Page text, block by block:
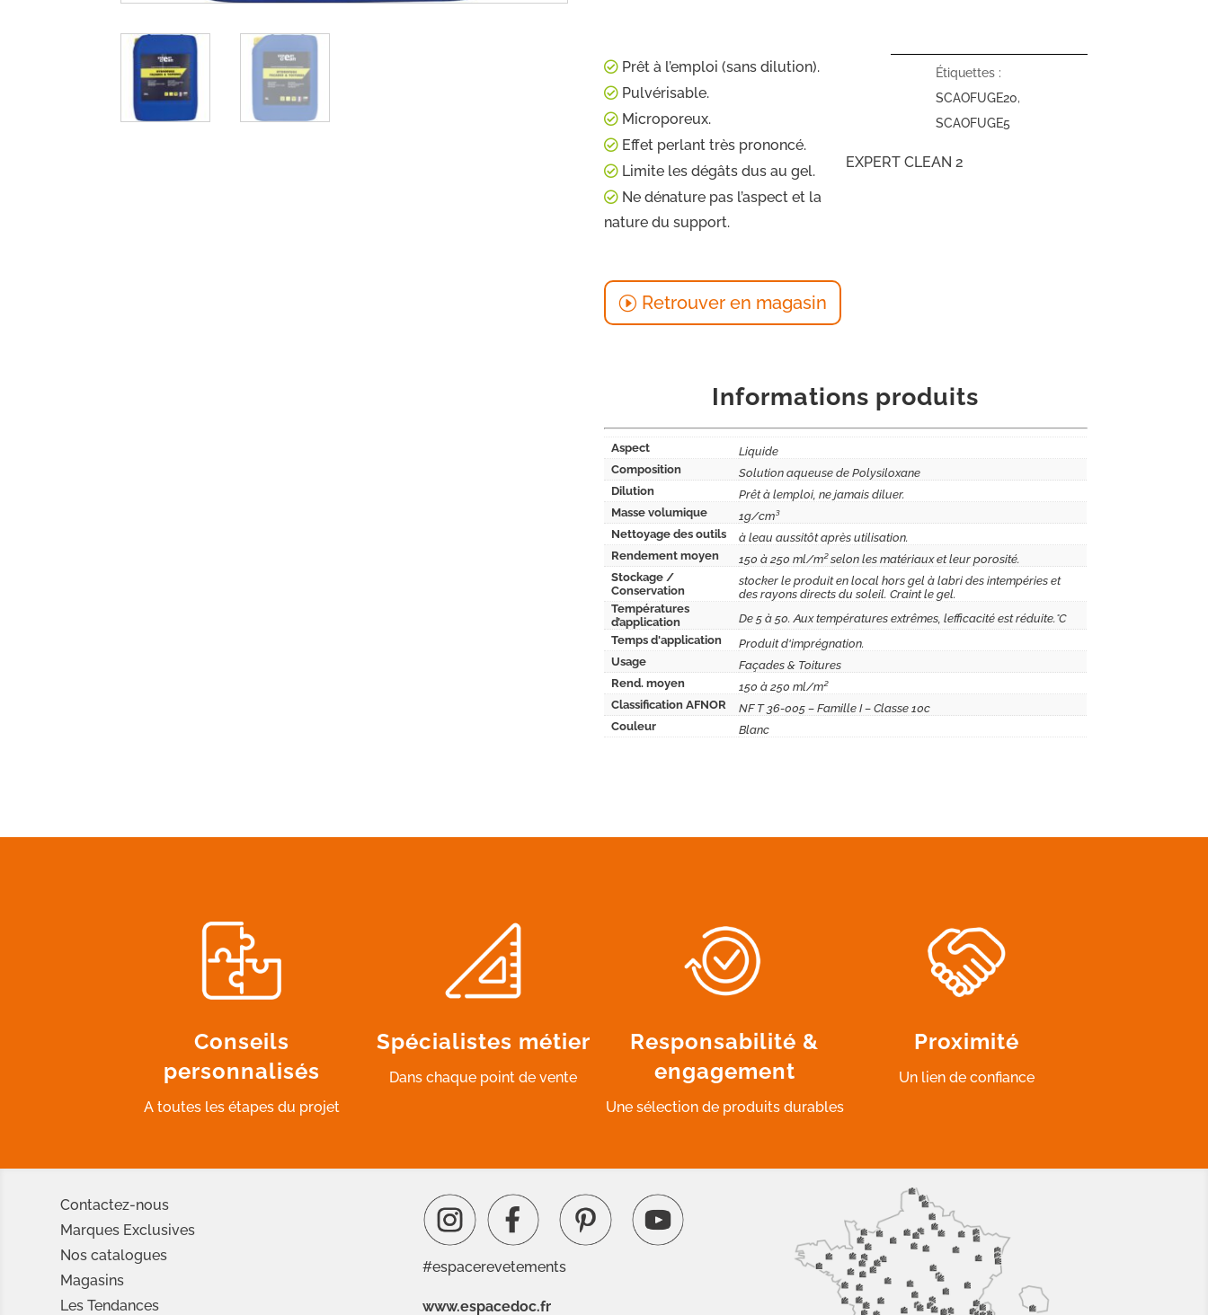
Prêt à l’emploi (sans dilution).
Pulvérisable.
Microporeux.
Effet perlant très prononcé.
Limite les dégâts dus au gel.
Ne dénature pas l’aspect et la
nature du support.
Retrouver en magasin
Étiquettes :
SCAOFUGE20,
SCAOFUGE5
EXPERT CLEAN 2
Informations produits
Aspect
Liquide
Composition
Solution aqueuse de Polysiloxane
Dilution
Prêt à lemploi, ne jamais diluer.
Masse volumique
1g/cm³
Nettoyage des outils
à leau aussitôt après utilisation.
Rendement moyen
150 à 250 ml/m² selon les matériaux et leur porosité.
Stockage /
Conservation
stocker le produit en local hors gel à labri des intempéries et
des rayons directs du soleil. Craint le gel.
Températures
d’application
De 5 à 50. Aux températures extrêmes, lefficacité est réduite.°C
Temps d'application
Produit d'imprégnation.
Usage
Façades & Toitures
Rend. moyen
150 à 250 ml/m²
Classification AFNOR
NF T 36-005 – Famille I – Classe 10c
Couleur
Blanc
Conseils
personnalisés
A toutes les étapes du projet
Spécialistes métier
Dans chaque point de vente
Responsabilité &
engagement
Une sélection de produits durables
Proximité
Un lien de confiance
Contactez-nous
Marques Exclusives
Nos catalogues
Magasins
Les Tendances
#espacerevetements
www.espacedoc.fr